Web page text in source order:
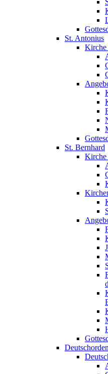
St. Antonius
Kirche
St. Bernhard
Kirche
Deutschorden